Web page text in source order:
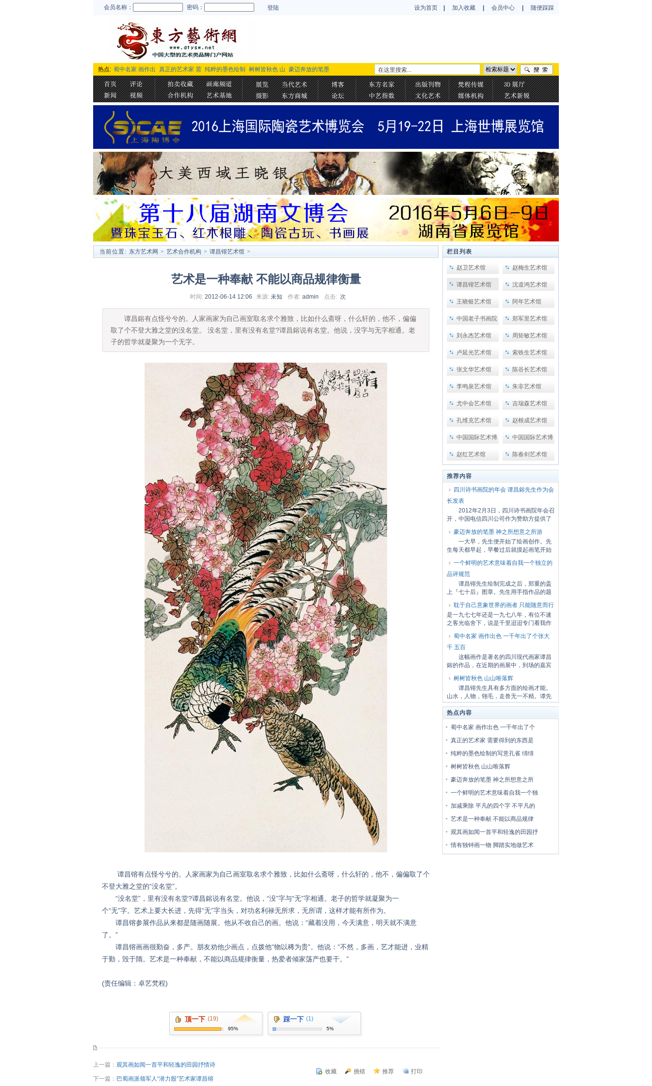
会员名称： 密码： 登陆 设为首页 加入收藏 会员中心 随便踩踩
热点: 蜀中名家 画作出 真正的艺术家 需 纯粹的墨色绘制 树树皆秋色 山 豪迈奔放的笔墨
当前位置: 东方艺术网 > 艺术合作机构 > 谭昌镕艺术馆 >
艺术是一种奉献 不能以商品规律衡量
时间: 2012-06-14 12:06 来源: 未知 作者: admin 点击: 次
谭昌鎔有点怪兮兮的。人家画家为自己画室取名求个雅致，比如什么斋呀，什么轩的，他不，偏偏
取了个不登大雅之堂的没名堂。 没名堂，里有没有名堂?谭昌鎔说有名堂。他说，没字与无字相通。老
子的哲学就凝聚为一个无字。
谭昌镕有点怪兮兮的。人家画家为自己画室取名求个雅致，比如什么斋呀，什么轩的，他不，偏偏取了个
不登大雅之堂的“没名堂”。
“没名堂”，里有没有名堂?谭昌鎔说有名堂。他说，“没”字与“无”字相通。老子的哲学就凝聚为一
个“无”字。艺术上要大长进，先得“无”字当头，对功名利禄无所求，无所谓，这样才能有所作为。
谭昌镕参展作品从来都是随画随展。他从不收自己的画。他说：“藏着没用，今天满意，明天就不满意
了。”
谭昌镕画画很勤奋，多产。朋友劝他少画点，点拨他“物以稀为贵”。他说：“不然，多画，艺才能进，业精
于勤，毁于隋。艺术是一种奉献，不能以商品规律衡量，热爱者倾家荡产也要干。”
(责任编辑：卓艺梵程)
顶一下 (19)
95%
踩一下 (1)
5%
上一篇： 观其画如闻一首平和轻逸的田园抒情诗
下一篇： 巴蜀画派领军人“潜力股”艺术家谭昌镕
收藏 挑错 推荐 打印
栏目列表
赵卫艺术馆 赵梅生艺术馆
谭昌镕艺术馆 沈道鸿艺术馆
王晓银艺术馆 阿年艺术馆
中国老子书画院 郑军里艺术馆
刘永杰艺术馆 周矩敏艺术馆
卢延光艺术馆 索铁生艺术馆
张文华艺术馆 陈谷长艺术馆
李鸣泉艺术馆 朱非艺术馆
尤中会艺术馆 吉瑞森艺术馆
孔维克艺术馆 赵根成艺术馆
中国国际艺术博
览会
中国国际艺术博
览会2
赵红艺术馆 陈春剑艺术馆
推荐内容
四川诗书画院的年会 谭昌鎔先生作为会
长发表
2012年2月3日，四川诗书画院年会召
开，中国电信四川公司作为赞助方提供了
豪迈奔放的笔墨 神之所想意之所游
一大早，先生便开始了绘画创作。先
生每天都早起，早餐过后就摸起画笔开始
一个鲜明的艺术意味着自我一个独立的
品评规范
谭昌镕先生绘制完成之后，郑重的盖
上『七十后』图章。先生用手指作品的题
耽于自己意象世界的画者 只能随意而行
是一九七七年还是一九七八年，有位不速
之客光临舍下，说是千里迢迢专门看我作
蜀中名家 画作出色 一千年出了个张大
千 五百
这幅画作是著名的四川现代画家谭昌
鎔的作品，在近期的画展中，到场的嘉宾
树树皆秋色 山山唯落辉
谭昌镕先生具有多方面的绘画才能。
山水，人物，翎毛，走兽无一不精。谭先
生深受川...
热点内容
蜀中名家 画作出色 一千年出了个
真正的艺术家 需要得到的东西是
纯粹的墨色绘制的写意孔雀 绵绵
树树皆秋色 山山唯落辉
豪迈奔放的笔墨 神之所想意之所
一个鲜明的艺术意味着自我一个独
加减乘除 平凡的四个字 不平凡的
艺术是一种奉献 不能以商品规律
观其画如闻一首平和轻逸的田园抒
情有独钟画一物 脚踏实地做艺术